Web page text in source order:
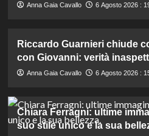
Anna Gaia Cavallo 6 Agosto 2026 :
Riccardo Guarnieri chiude
con Giovanni: verità
Anna Gaia Cavallo 6 Agosto 2026 :
Chiara Ferragni: ultime
suo stile unico e la sua